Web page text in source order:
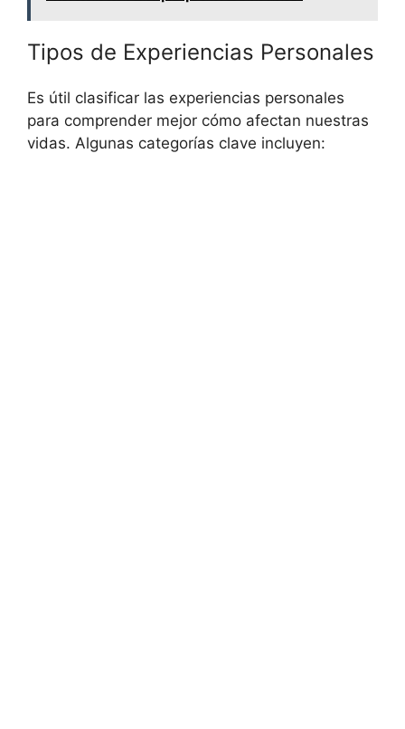
Tipos de Experiencias Personales
Es útil clasificar las experiencias personales
para comprender mejor cómo afectan nuestras
vidas. Algunas categorías clave incluyen: